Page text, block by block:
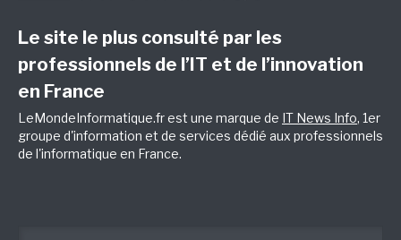
Le site le plus consulté par les
professionnels de l’IT et de l’innovation
en France
LeMondeInformatique.fr est une marque de IT News Info, 1er
groupe d'information et de services dédié aux professionnels
de l'informatique en France.